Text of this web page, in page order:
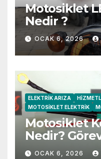
Motosiklet
Nedir ?
OCAK 6, 2026
ELEKTRIK ARIZA
MOTOSIKLET ELEKTRIK
Motosiklet
Nedir?
Belirtileri
OCAK 6, 2026